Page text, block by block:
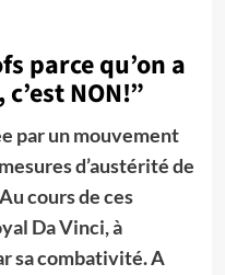
parce qu’on a
NON!”
par un mouvement
d’austérité de
cours de ces
Da Vinci, à
sa combativité. A